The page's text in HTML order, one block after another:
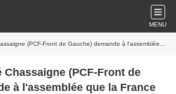
MENU
demande à l'assemblée que la France soit à l'origine d'une abrogation de la directive des travailleurs détachés
Chassaigne (PCF-Front de
à l'assemblée que la France